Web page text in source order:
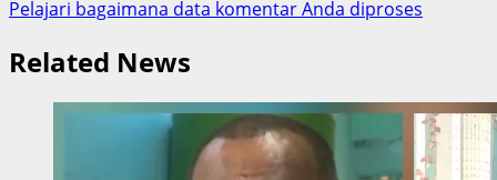
Pelajari bagaimana data komentar Anda diproses
Related News